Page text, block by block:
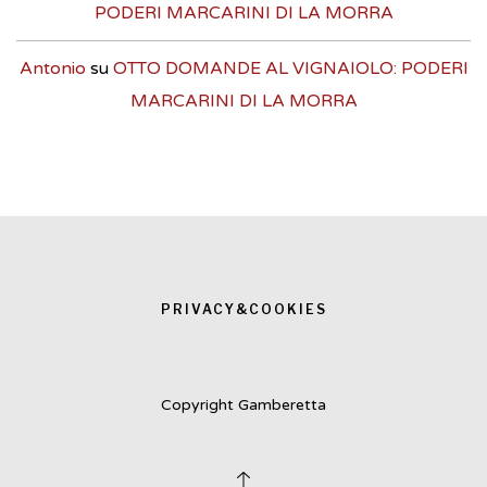
PODERI MARCARINI DI LA MORRA
Antonio su OTTO DOMANDE AL VIGNAIOLO: PODERI
MARCARINI DI LA MORRA
PRIVACY&COOKIES
Copyright Gamberetta